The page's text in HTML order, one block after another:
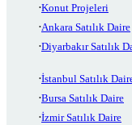
Konut Projeleri
Ankara Satılık Daire
Diyarbakır Satılık
İstanbul Satılık
Bursa Satılık Daire
İzmir Satılık Daire